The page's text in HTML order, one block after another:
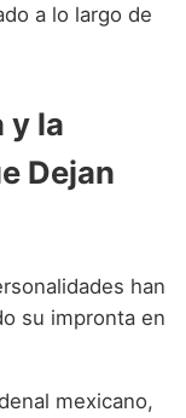
a lo largo de
y la
Dejan
han
su impronta en
mexicano,